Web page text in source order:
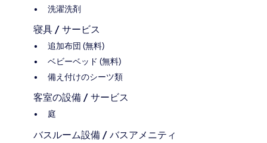
洗濯洗剤
寝具 / サービス
追加布団 (無料)
ベビーベッド (無料)
備え付けのシーツ類
客室の設備 / サービス
庭
バスルーム設備 / バスアメニティ